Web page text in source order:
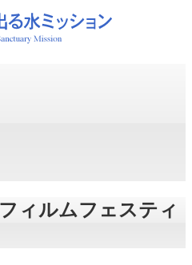
ィルムフェスティ